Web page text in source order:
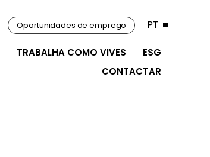
TRABALHA COMO VIVES
ESG
CONTACTAR
Oportunidades de emprego PT